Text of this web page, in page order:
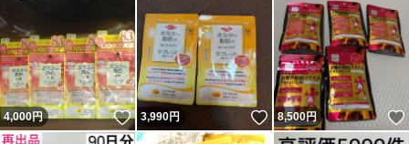
4,000円 いいね！
3,990円 いいね！
8,500円